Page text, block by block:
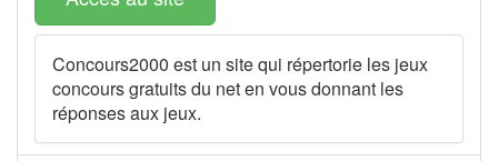
Concours2000 est un site qui répertorie les jeux
concours gratuits du net en vous donnant les
réponses aux jeux.